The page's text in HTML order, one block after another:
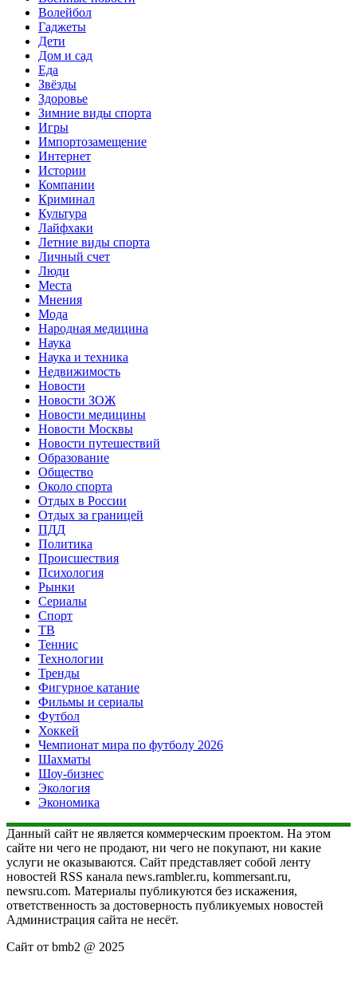
Волейбол
Гаджеты
Дети
Дом и сад
Еда
Звёзды
Здоровье
Зимние виды спорта
Игры
Импортозамещение
Интернет
Истории
Компании
Криминал
Культура
Лайфхаки
Летние виды спорта
Личный счет
Люди
Места
Мнения
Мода
Народная медицина
Наука
Наука и техника
Недвижимость
Новости
Новости ЗОЖ
Новости медицины
Новости Москвы
Новости путешествий
Образование
Общество
Около спорта
Отдых в России
Отдых за границей
ПДД
Политика
Происшествия
Психология
Рынки
Сериалы
Спорт
ТВ
Теннис
Технологии
Тренды
Фигурное катание
Фильмы и сериалы
Футбол
Хоккей
Чемпионат мира по футболу 2026
Шахматы
Шоу-бизнес
Экология
Экономика
Данный сайт не является коммерческим проектом. На этом
сайте ни чего не продают, ни чего не покупают, ни какие
услуги не оказываются. Сайт представляет собой ленту
новостей RSS канала news.rambler.ru, kommersant.ru,
newsru.com. Материалы публикуются без искажения,
ответственность за достоверность публикуемых новостей
Администрация сайта не несёт.
Сайт от bmb2 @ 2025